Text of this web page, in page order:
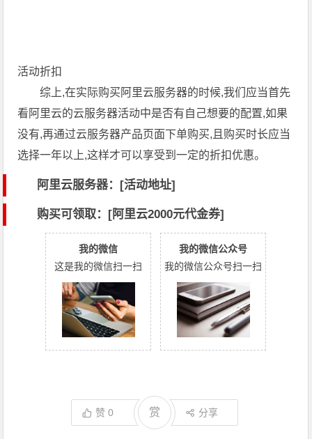
活动折扣
综上,在实际购买阿里云服务器的时候,我们应当首先
看阿里云的云服务器活动中是否有自己想要的配置,如果
没有,再通过云服务器产品页面下单购买,且购买时长应当
选择一年以上,这样才可以享受到一定的折扣优惠。
阿里云服务器：[活动地址]
购买可领取：[阿里云2000元代金券]
我的微信
这是我的微信扫一扫
我的微信公众号
我的微信公众号扫一扫
赞0 赏 分享